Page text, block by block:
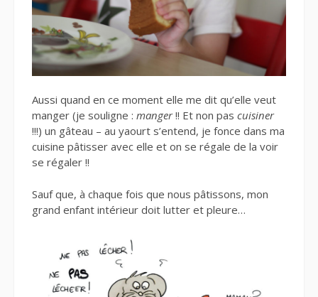
Aussi quand en ce moment elle me dit qu’elle veut
manger (je souligne : manger!! Et non pas cuisiner
!!!) un gâteau – au yaourt s’entend, je fonce dans ma
cuisine pâtisser avec elle et on se régale de la voir
se régaler !!
Sauf que, à chaque fois que nous pâtissons, mon
grand enfant intérieur doit lutter et pleure…